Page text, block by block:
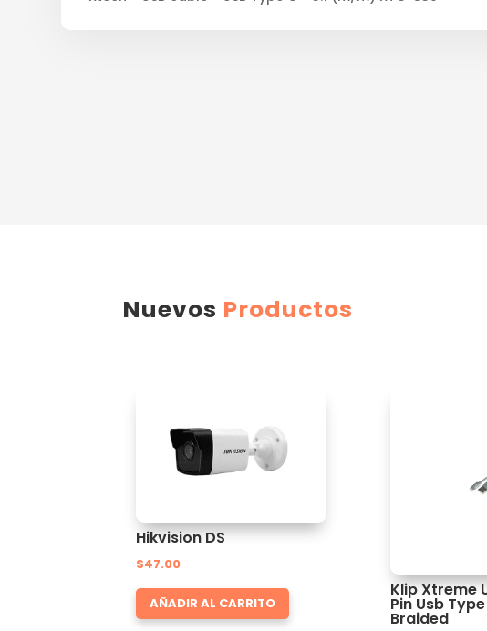
Nuevos Productos
Hikvision DS
$47.00
AÑADIR AL CARRITO
Klip Xtreme
Pin Usb
Braided